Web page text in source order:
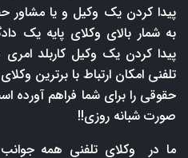
پیدا کردن یک وکیل و یا مشاور
به شمار بالای وکلای پایه یک
پیدا کردن یک وکیل کاربلد
تلفنی امکان ارتباط با برترین
حقوقی را برای شما فراهم
صورت شبانه روزی!!
ما در وکلای تلفنی همه جوانب